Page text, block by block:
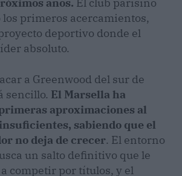
París FC, Betis y Villarreal acechan su fichaje